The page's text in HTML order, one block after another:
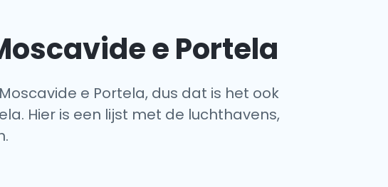
e Portela
e Portela, dus dat is het ook
Hier is een lijst met de luchthavens,